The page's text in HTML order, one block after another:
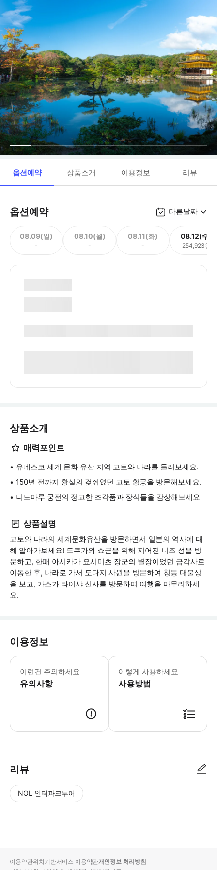
옵션예약 상품소개 이용정보 리뷰
옵션예약 다른날짜
08.09(일)
-
08.10(월)
-
08.11(화)
-
08.12(수)
254,923원
상품소개
매력포인트
유네스코 세계 문화 유산 지역 교토와 나라를 둘러보세요.
150년 전까지 황실의 겆쥐였던 교토 황궁을 방문해보세요.
니노마루 궁전의 정교한 조각품과 장식들을 감상해보세요.
상품설명
교토와 나라의 세계문화유산을 방문하면서 일본의 역사에 대
해 알아가보세요! 도쿠가와 쇼군을 위해 지어진 니조 성을 방
문하고, 한때 아시카가 요시미츠 장군의 별장이었던 금각사로
이동한 후, 나라로 가서 도다지 사원을 방문하여 청동 대불상
을 보고, 가스가 타이샤 신사를 방문하며 여행을 마무리하세
요.
이용정보
이런건 주의하세요
유의사항
어린이 규정 - 6세 미만 어린이는 무
이렇게 사용하세요
사용방법
리뷰
NOL 인터파크투어
입니
순
상
이용약관위치기반서비스 이용약관개인정보 처리방침